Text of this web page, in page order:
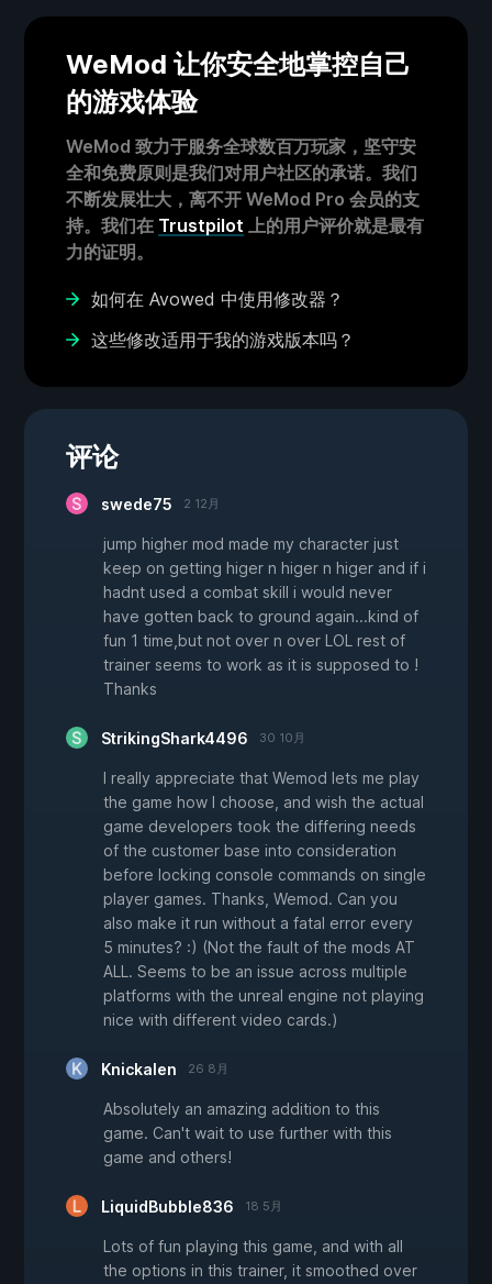
WeMod 让你安全地掌控自己
的游戏体验
WeMod 致力于服务全球数百万玩家，坚守安
全和免费原则是我们对用户社区的承诺。我们
不断发展壮大，离不开 WeMod Pro 会员的支
持。我们在 Trustpilot 上的用户评价就是最有
力的证明。
如何在 Avowed 中使用修改器？
这些修改适用于我的游戏版本吗？
评论
swede75 2 12月
jump higher mod made my character just
keep on getting higer n higer n higer and if i
hadnt used a combat skill i would never
have gotten back to ground again...kind of
fun 1 time,but not over n over LOL rest of
trainer seems to work as it is supposed to !
Thanks
StrikingShark4496 30 10月
I really appreciate that Wemod lets me play
the game how I choose, and wish the actual
game developers took the differing needs
of the customer base into consideration
before locking console commands on single
player games. Thanks, Wemod. Can you
also make it run without a fatal error every
5 minutes? :) (Not the fault of the mods AT
ALL. Seems to be an issue across multiple
platforms with the unreal engine not playing
nice with different video cards.)
Knickalen 26 8月
Absolutely an amazing addition to this
game. Can't wait to use further with this
game and others!
LiquidBubble836 18 5月
Lots of fun playing this game, and with all
the options in this trainer, it smoothed over